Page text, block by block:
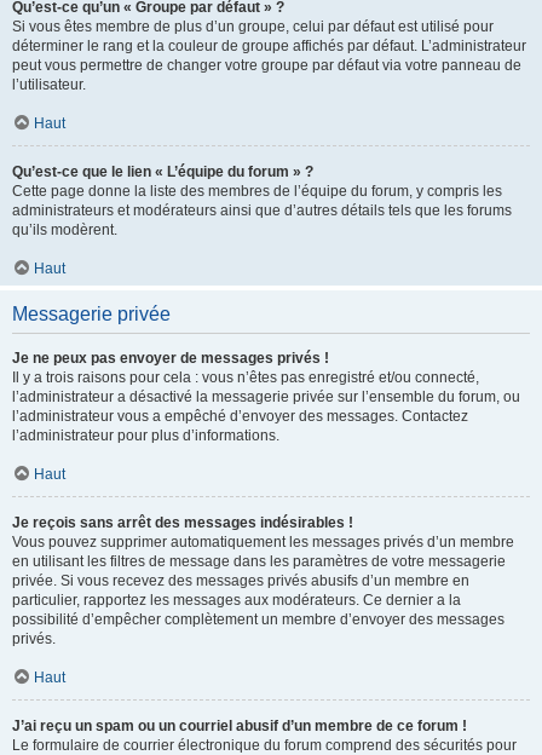
Qu’est-ce qu’un « Groupe par défaut » ?
Si vous êtes membre de plus d’un groupe, celui par défaut est utilisé pour
déterminer le rang et la couleur de groupe affichés par défaut. L’administrateur
peut vous permettre de changer votre groupe par défaut via votre panneau de
l’utilisateur.
Haut
Qu’est-ce que le lien « L’équipe du forum » ?
Cette page donne la liste des membres de l’équipe du forum, y compris les
administrateurs et modérateurs ainsi que d’autres détails tels que les forums
qu’ils modèrent.
Haut
Messagerie privée
Je ne peux pas envoyer de messages privés !
Il y a trois raisons pour cela : vous n’êtes pas enregistré et/ou connecté,
l’administrateur a désactivé la messagerie privée sur l’ensemble du forum, ou
l’administrateur vous a empêché d’envoyer des messages. Contactez
l’administrateur pour plus d’informations.
Haut
Je reçois sans arrêt des messages indésirables !
Vous pouvez supprimer automatiquement les messages privés d’un membre
en utilisant les filtres de message dans les paramètres de votre messagerie
privée. Si vous recevez des messages privés abusifs d’un membre en
particulier, rapportez les messages aux modérateurs. Ce dernier a la
possibilité d’empêcher complètement un membre d’envoyer des messages
privés.
Haut
J’ai reçu un spam ou un courriel abusif d’un membre de ce forum !
Le formulaire de courrier électronique du forum comprend des sécurités pour